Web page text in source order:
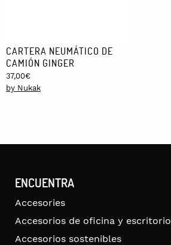
CARTERA NEUMÁTICO DE
CAMIÓN GINGER
37,00€
by Nukak
ENCUENTRA
Accesories
Accesorios de oficina y escritorio
Accesorios sostenibles